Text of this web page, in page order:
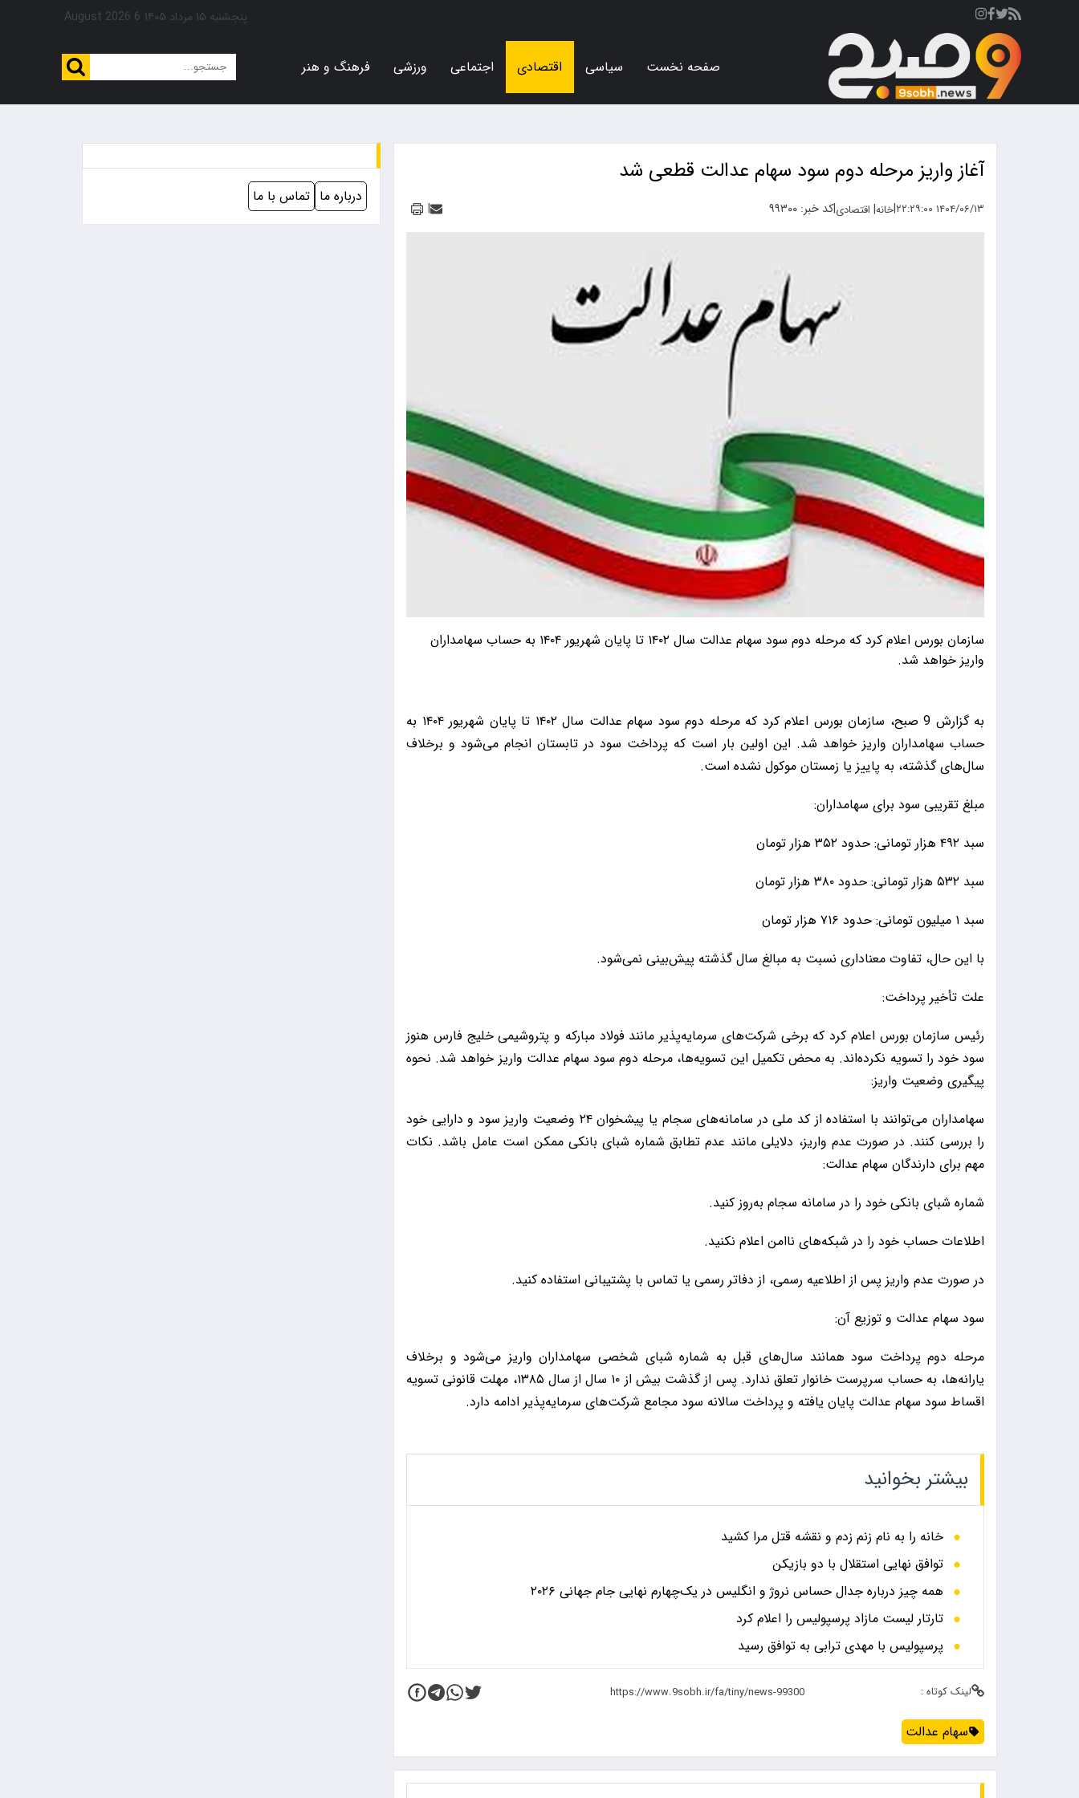
پنجشنبه ۱۵ مرداد ۱۴۰۵ 6 August 2026
صفحه نخست سیاسی اقتصادی اجتماعی ورزشی فرهنگ و هنر
آغاز واریز مرحله دوم سود سهام عدالت قطعی شد
۱۴۰۴/۰۶/۱۳ ۲۲:۲۹:۰۰ |خانه| اقتصادی|کد خبر: ۹۹۳۰۰ |
سازمان بورس اعلام کرد که مرحله دوم سود سهام عدالت سال ۱۴۰۲ تا پایان شهریور ۱۴۰۴ به حساب سهامداران
واریز خواهد شد.
به گزارش 9 صبح، سازمان بورس اعلام کرد که مرحله دوم سود سهام عدالت سال ۱۴۰۲ تا پایان شهریور ۱۴۰۴ به
حساب سهامداران واریز خواهد شد. این اولین بار است که پرداخت سود در تابستان انجام می‌شود و برخلاف
سال‌های گذشته، به پاییز یا زمستان موکول نشده است.
مبلغ تقریبی سود برای سهامداران:
سبد ۴۹۲ هزار تومانی: حدود ۳۵۲ هزار تومان
سبد ۵۳۲ هزار تومانی: حدود ۳۸۰ هزار تومان
سبد ۱ میلیون تومانی: حدود ۷۱۶ هزار تومان
با این حال، تفاوت معناداری نسبت به مبالغ سال گذشته پیش‌بینی نمی‌شود.
علت تأخیر پرداخت:
رئیس سازمان بورس اعلام کرد که برخی شرکت‌های سرمایه‌پذیر مانند فولاد مبارکه و پتروشیمی خلیج فارس هنوز
سود خود را تسویه نکرده‌اند. به محض تکمیل این تسویه‌ها، مرحله دوم سود سهام عدالت واریز خواهد شد. نحوه
پیگیری وضعیت واریز:
سهامداران می‌توانند با استفاده از کد ملی در سامانه‌های سجام یا پیشخوان ۲۴ وضعیت واریز سود و دارایی خود
را بررسی کنند. در صورت عدم واریز، دلایلی مانند عدم تطابق شماره شبای بانکی ممکن است عامل باشد. نکات
مهم برای دارندگان سهام عدالت:
شماره شبای بانکی خود را در سامانه سجام به‌روز کنید.
اطلاعات حساب خود را در شبکه‌های ناامن اعلام نکنید.
در صورت عدم واریز پس از اطلاعیه رسمی، از دفاتر رسمی یا تماس با پشتیبانی استفاده کنید.
سود سهام عدالت و توزیع آن:
مرحله دوم پرداخت سود همانند سال‌های قبل به شماره شبای شخصی سهامداران واریز می‌شود و برخلاف
یارانه‌ها، به حساب سرپرست خانوار تعلق ندارد. پس از گذشت بیش از ۱۰ سال از سال ۱۳۸۵، مهلت قانونی تسویه
اقساط سود سهام عدالت پایان یافته و پرداخت سالانه سود مجامع شرکت‌های سرمایه‌پذیر ادامه دارد.
بیشتر بخوانید
خانه را به نام زنم زدم و نقشه قتل مرا کشید
توافق نهایی استقلال با دو بازیکن
همه چیز درباره جدال حساس نروژ و انگلیس در یک‌چهارم نهایی جام جهانی ۲۰۲۶
تارتار لیست مازاد پرسپولیس را اعلام کرد
پرسپولیس با مهدی ترابی به توافق رسید
لینک کوتاه :
سهام عدالت
درباره ما تماس با ما